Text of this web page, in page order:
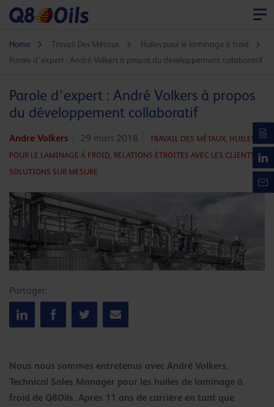
Home Travail Des Métaux
Huiles pour le laminage à froid
Parole d’expert : André Volkers à propos du développement collaboratif
Parole d’expert : André Volkers à propos
du développement collaboratif
Andre Volkers 29 mars 2018 TRAVAIL DES MÉTAUX, HUILES
POUR LE LAMINAGE À FROID, RELATIONS ÉTROITES AVEC LES CLIENTS,
SOLUTIONS SUR MESURE
Partager:
Nous nous sommes entretenus avec André Volkers,
Technical Sales Manager pour les huiles de laminage à
froid de Q8Oils. Après 11 ans de carrière en tant que